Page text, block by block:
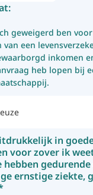
geweigerd ben
een
inkomen
heb lopen bij
in
voor zover ik
hebben
ernstige ziekte,